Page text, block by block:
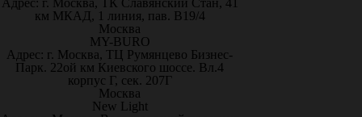
Адрес: г. Москва, ТК Славянский Стан, 41
км МКАД, 1 линия, пав. В19/4
Москва
MY-BURO
Адрес: г. Москва, ТЦ Румянцево Бизнес-
Парк. 22ой км Киевского шоссе. Вл.4
корпус Г, сек. 207Г
Москва
New Light